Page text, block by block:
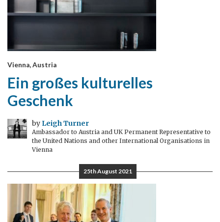
Vienna, Austria
Ein großes kulturelles
Geschenk
by Leigh Turner
Ambassador to Austria and UK Permanent Representative to
the United Nations and other International Organisations in
Vienna
25th August 2021